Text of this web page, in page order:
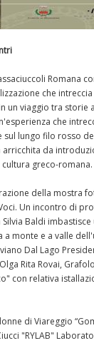
Romana
che
un viaggio tra storie
che
lungo filo rosso
da
greco-romana.
della mostra
Un incontro di
Baldi
monte e a valle
Dal Lago
Rita Rovai,
con relativa
di Viareggio
"RYLAB"